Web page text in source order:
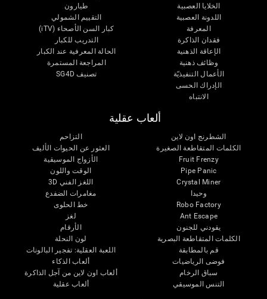
الخلايا العصبية
اللدونة العصبية
المعرفة
فقدان الذاكرة
الإعاقة الذهنية
وظائف ذهنية
الأعمال التنفيذيّة
الإدراك الحسى
الانتباه
طيارون
التقييم الشمولي
كبار السن الأصحاء (iTV)
التدريب للكبار
الحالة المعرفية عند الكبار
المراجعة المستمرة
تصنيف SG4D
ألعاب عقلية
الشطرنج اون لاين
الكلمات المتقاطعة الصغيرة
Fruit Frenzy
Pipe Panic
Crystal Miner
وحيدا
Robo Factory
Ant Escape
يقودني للجنون
الكلمات المتقاطعة البصرية
قم بالمطابقة
فوضى الرياضيات
سباق الرخام
التنس الموسيقي
التزاحم
العثور عن الحيوات الأليف
الأزواج الموسيقية
الوقت واللون
اللغز الفني 3D
مغامرات الضفدع
خط الحلوى
لغز
الأرقام
لون النحلة
اللعبة العقلية: تفجير البالونات
ألعاب الذكاء
ألعاب اون لاين من آجل الذاكرة
ألعاب عقلية